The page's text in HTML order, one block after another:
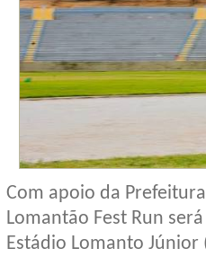
Com apoio da
Lomantão Fest Run
Estádio Lomanto